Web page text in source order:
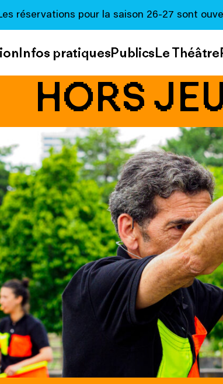
réservations pour la saison 26-27 sont
Infos pratiquesPublicsLe Théâtre
HORS